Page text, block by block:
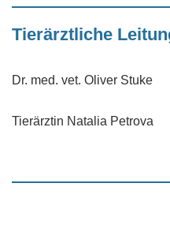
Tierärztliche
Dr. med. vet. Oliver Stuke
Tierärztin Natalia Petrova